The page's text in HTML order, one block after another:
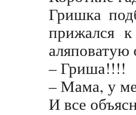
Гришка
прижался
аляповатую
– Гриша!!!!
– Мама, у
И все